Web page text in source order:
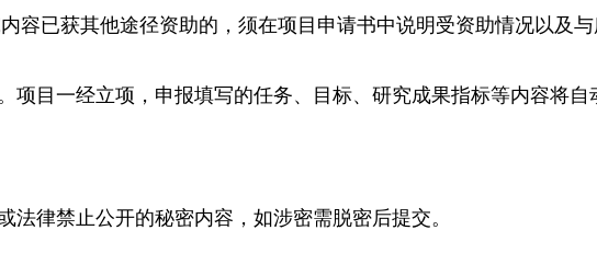
已获其他途径资助的，须在项目申请书中说明受资助情况以及与
目一经立项，申报填写的任务、目标、研究成果指标等内容将自
律禁止公开的秘密内容，如涉密需脱密后提交。